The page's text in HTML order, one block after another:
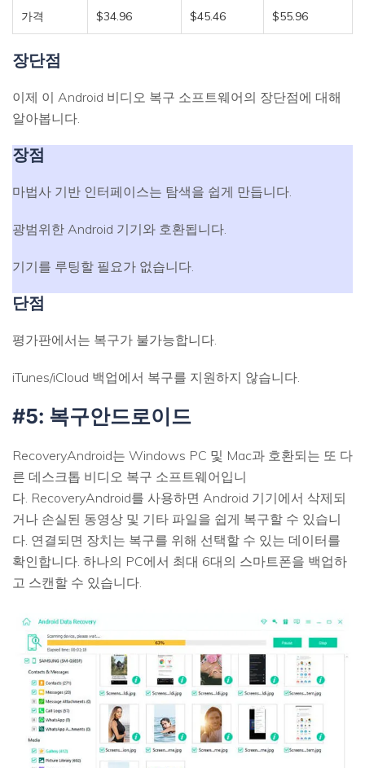
가격 $34.96 $45.46 $55.96
장단점
이제 이 Android 비디오 복구 소프트웨어의 장단점에 대해
알아봅니다.
장점
마법사 기반 인터페이스는 탐색을 쉽게 만듭니다.
광범위한 Android 기기와 호환됩니다.
기기를 루팅할 필요가 없습니다.
단점
평가판에서는 복구가 불가능합니다.
iTunes/iCloud 백업에서 복구를 지원하지 않습니다.
#5: 복구안드로이드
RecoveryAndroid는 Windows PC 및 Mac과 호환되는 또 다
른 데스크톱 비디오 복구 소프트웨어입니
다. RecoveryAndroid를 사용하면 Android 기기에서 삭제되
거나 손실된 동영상 및 기타 파일을 쉽게 복구할 수 있습니
다. 연결되면 장치는 복구를 위해 선택할 수 있는 데이터를
확인합니다. 하나의 PC에서 최대 6대의 스마트폰을 백업하
고 스캔할 수 있습니다.